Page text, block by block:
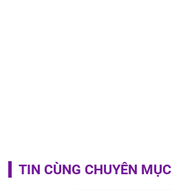
TIN CÙNG CHUYÊN MỤC